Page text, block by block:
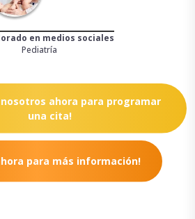
en medios sociales
Pediatría
nosotros ahora para programar
una cita!
para más información!